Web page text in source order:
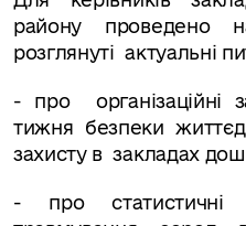
району проведено
розглянуті актуальні
- про організаційні
тижня безпеки
захисту в закладах
- про статистичні